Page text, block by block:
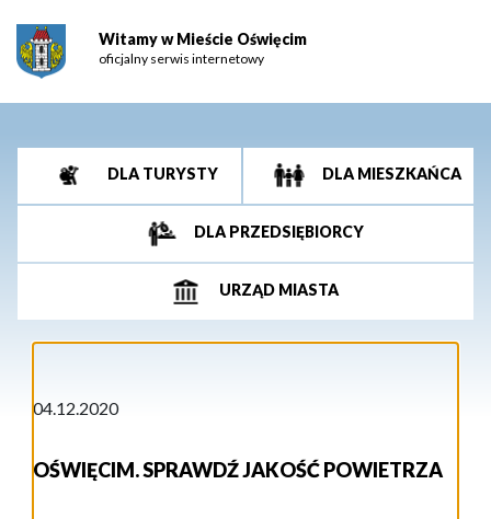
Witamy w Mieście Oświęcim
oficjalny serwis internetowy
DLA TURYSTY DLA MIESZKAŃCA
DLA PRZEDSIĘBIORCY
URZĄD MIASTA
04.12.2020
OŚWIĘCIM. SPRAWDŹ JAKOŚĆ POWIETRZA